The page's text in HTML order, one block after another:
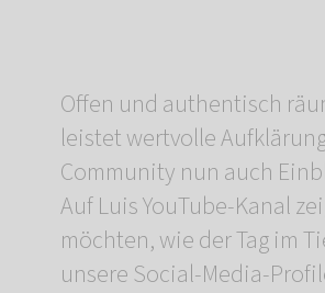
Offen und authentisch
leistet wertvolle
Community nun auch
Auf Luis YouTube-Kanal
möchten, wie der Tag im
unsere Social-Media-